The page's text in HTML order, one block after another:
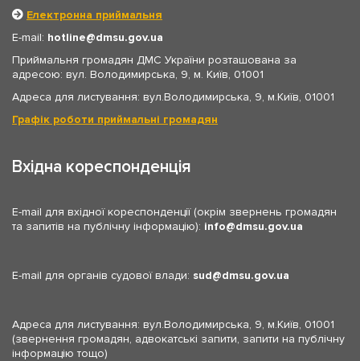
Електронна приймальня
E-mail: hotline
dmsu.gov.ua
Приймальня громадян ДМС України розташована за
адресою: вул. Володимирська, 9, м. Київ, 01001
Адреса для листування: вул.Володимирська, 9, м.Київ, 01001
Графік роботи приймальні громадян
Вхідна кореспонденція
E-mail для вхідної кореспонденції (окрім звернень громадян
та запитів на публічну інформацію): info dmsu.gov.ua
E-mail для органів судової влади: sud dmsu.gov.ua
Адреса для листування: вул.Володимирська, 9, м.Київ, 01001
(звернення громадян, адвокатські запити, запити на публічну
інформацію тощо)